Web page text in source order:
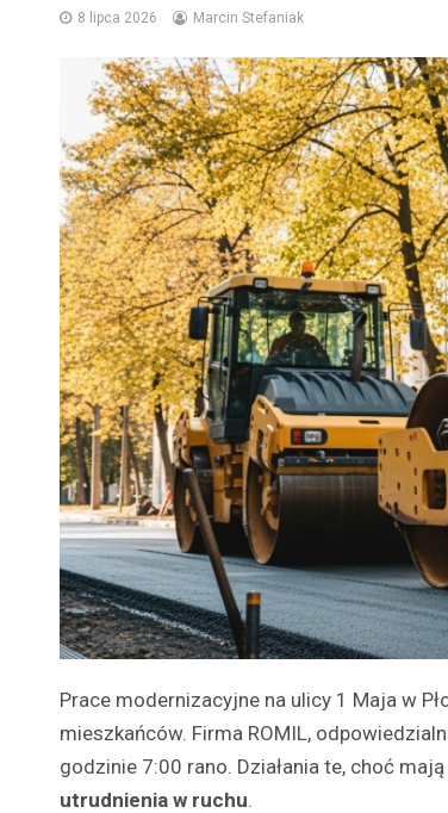
8 lipca 2026 Marcin Stefaniak
Prace modernizacyjne na ulicy 1 Maja w
mieszkańców. Firma ROMIL,
godzinie 7:00 rano. Działania te, choć
utrudnienia w ruchu.